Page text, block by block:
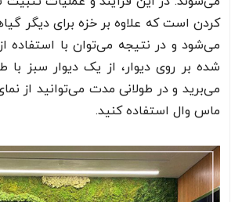
کردن است که علاوه بر خزه برای دیگر
می‌شود و در نتیجه می‌توان با استفاده
شده بر روی دیوار، از یک دیوار سبز با
می‌برید و در طولانی مدت می‌توانید از
ماس وال استفاده کنید.